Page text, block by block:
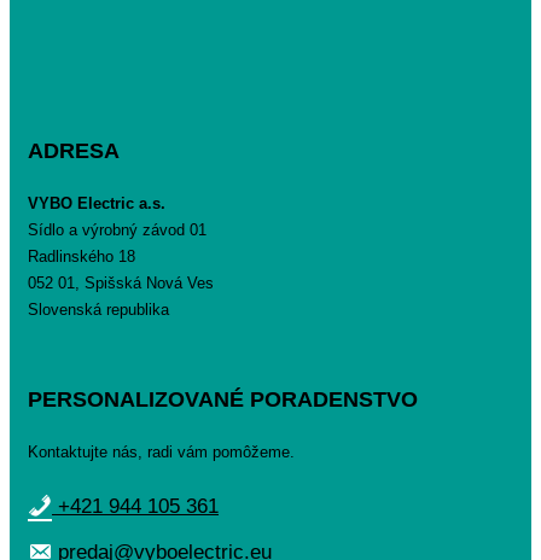
ADRESA
VYBO Electric a.s.
Sídlo a výrobný závod 01
Radlinského 18
052 01, Spišská Nová Ves
Slovenská republika
PERSONALIZOVANÉ PORADENSTVO
Kontaktujte nás, radi vám pomôžeme.
+421 944 105 361
predaj@vyboelectric.eu